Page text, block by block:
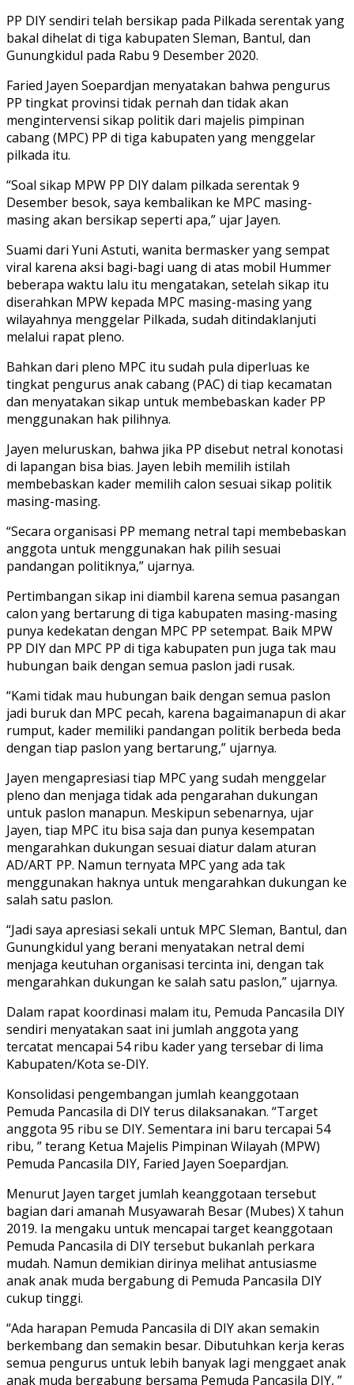
PP DIY sendiri telah bersikap pada Pilkada serentak yang
bakal dihelat di tiga kabupaten Sleman, Bantul, dan
Gunungkidul pada Rabu 9 Desember 2020.
Faried Jayen Soepardjan menyatakan bahwa pengurus
PP tingkat provinsi tidak pernah dan tidak akan
mengintervensi sikap politik dari majelis pimpinan
cabang (MPC) PP di tiga kabupaten yang menggelar
pilkada itu.
“Soal sikap MPW PP DIY dalam pilkada serentak 9
Desember besok, saya kembalikan ke MPC masing-
masing akan bersikap seperti apa,” ujar Jayen.
Suami dari Yuni Astuti, wanita bermasker yang sempat
viral karena aksi bagi-bagi uang di atas mobil Hummer
beberapa waktu lalu itu mengatakan, setelah sikap itu
diserahkan MPW kepada MPC masing-masing yang
wilayahnya menggelar Pilkada, sudah ditindaklanjuti
melalui rapat pleno.
Bahkan dari pleno MPC itu sudah pula diperluas ke
tingkat pengurus anak cabang (PAC) di tiap kecamatan
dan menyatakan sikap untuk membebaskan kader PP
menggunakan hak pilihnya.
Jayen meluruskan, bahwa jika PP disebut netral konotasi
di lapangan bisa bias. Jayen lebih memilih istilah
membebaskan kader memilih calon sesuai sikap politik
masing-masing.
“Secara organisasi PP memang netral tapi membebaskan
anggota untuk menggunakan hak pilih sesuai
pandangan politiknya,” ujarnya.
Pertimbangan sikap ini diambil karena semua pasangan
calon yang bertarung di tiga kabupaten masing-masing
punya kedekatan dengan MPC PP setempat. Baik MPW
PP DIY dan MPC PP di tiga kabupaten pun juga tak mau
hubungan baik dengan semua paslon jadi rusak.
“Kami tidak mau hubungan baik dengan semua paslon
jadi buruk dan MPC pecah, karena bagaimanapun di akar
rumput, kader memiliki pandangan politik berbeda beda
dengan tiap paslon yang bertarung,” ujarnya.
Jayen mengapresiasi tiap MPC yang sudah menggelar
pleno dan menjaga tidak ada pengarahan dukungan
untuk paslon manapun. Meskipun sebenarnya, ujar
Jayen, tiap MPC itu bisa saja dan punya kesempatan
mengarahkan dukungan sesuai diatur dalam aturan
AD/ART PP. Namun ternyata MPC yang ada tak
menggunakan haknya untuk mengarahkan dukungan ke
salah satu paslon.
“Jadi saya apresiasi sekali untuk MPC Sleman, Bantul, dan
Gunungkidul yang berani menyatakan netral demi
menjaga keutuhan organisasi tercinta ini, dengan tak
mengarahkan dukungan ke salah satu paslon,” ujarnya.
Dalam rapat koordinasi malam itu, Pemuda Pancasila DIY
sendiri menyatakan saat ini jumlah anggota yang
tercatat mencapai 54 ribu kader yang tersebar di lima
Kabupaten/Kota se-DIY.
Konsolidasi pengembangan jumlah keanggotaan
Pemuda Pancasila di DIY terus dilaksanakan. “Target
anggota 95 ribu se DIY. Sementara ini baru tercapai 54
ribu, ” terang Ketua Majelis Pimpinan Wilayah (MPW)
Pemuda Pancasila DIY, Faried Jayen Soepardjan.
Menurut Jayen target jumlah keanggotaan tersebut
bagian dari amanah Musyawarah Besar (Mubes) X tahun
2019. Ia mengaku untuk mencapai target keanggotaan
Pemuda Pancasila di DIY tersebut bukanlah perkara
mudah. Namun demikian dirinya melihat antusiasme
anak anak muda bergabung di Pemuda Pancasila DIY
cukup tinggi.
“Ada harapan Pemuda Pancasila di DIY akan semakin
berkembang dan semakin besar. Dibutuhkan kerja keras
semua pengurus untuk lebih banyak lagi menggaet anak
anak muda bergabung bersama Pemuda Pancasila DIY, ”